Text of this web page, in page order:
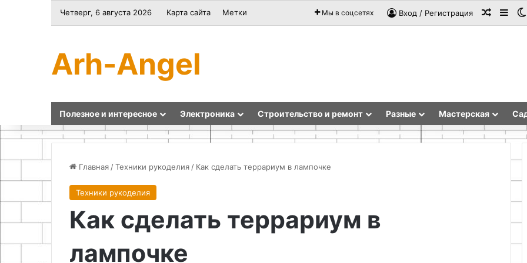
Четверг, 6 августа 2026 Карта сайта Метки Мы в соцсетях Вход / Регистрация
Arh-Angel
Полезное и интересное Электроника Строительство и ремонт Разные Мастерская
Главная /Техники рукоделия / Как сделать террариум в лампочке
Техники рукоделия
Как сделать террариум в
лампочке
деревянной
этажерки
цветов
предметов
декора,